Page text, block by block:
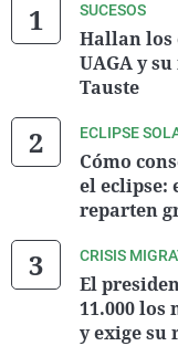
SUCESOS
Hallan los
UAGA y
Tauste
ECLIPSE
Cómo
el eclipse:
reparten
CRISIS
El
11.000 los
y exige su